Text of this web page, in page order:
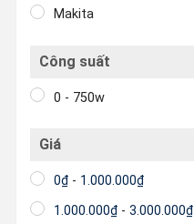
Makita
Công suất
0 - 750w
Giá
0₫ - 1.000.000₫
1.000.000₫ - 3.000.000₫